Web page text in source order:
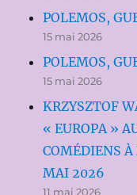
POLEMOS,
15 mai 2026
POLEMOS,
15 mai 2026
KRZYSZTOF
« EUROPA »
COMÉDIENS
MAI 2026
11 mai 2026